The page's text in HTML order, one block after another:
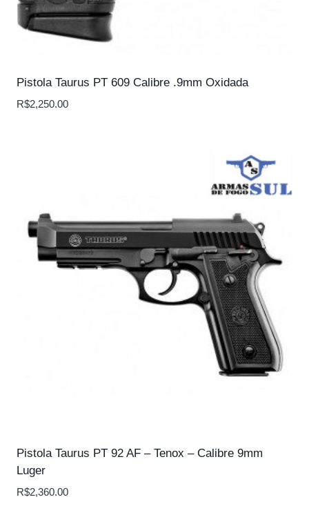
Pistola Taurus PT 609 Calibre .9mm Oxidada
R$2,250.00
Pistola Taurus PT 92 AF – Tenox – Calibre 9mm
Luger
R$2,360.00